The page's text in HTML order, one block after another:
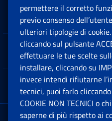
Software
Note Legali
App mobile
permettere il corretto
previo consenso
ulteriori tipologie di
cliccando sul pulsante
effettuare le tue scelte
installare, cliccando su
invece intendi rifiutarne
tecnici, puoi farlo
COOKIE NON TECNICI o
saperne di più rispetto ai